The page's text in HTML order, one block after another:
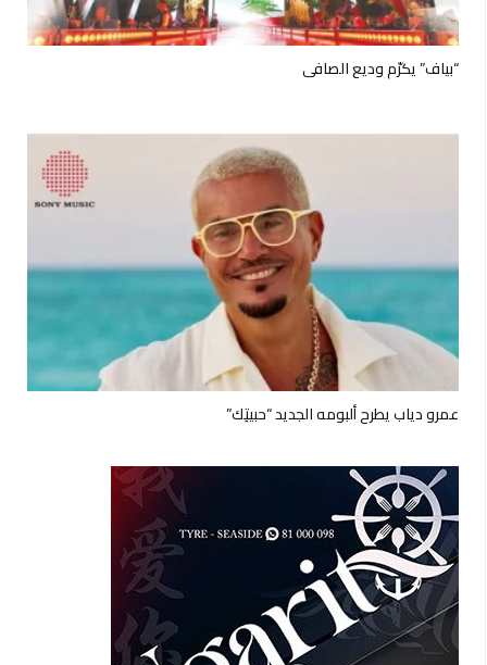
“بياف” يكرّم وديع الصافي
عمرو دياب يطرح ألبومه الجديد “حبيتِك”